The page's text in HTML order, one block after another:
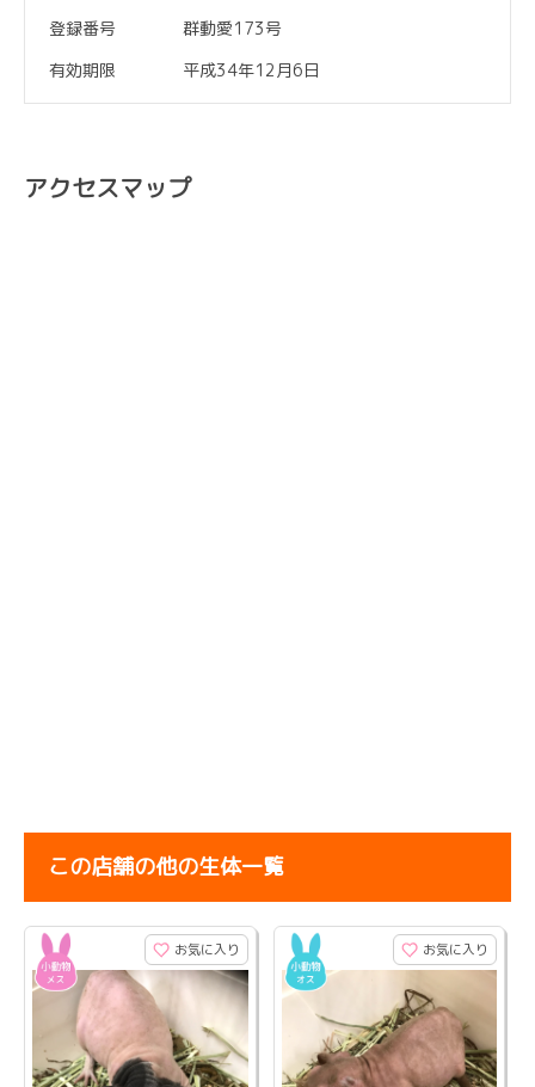
登録番号
群動愛173号
有効期限
平成34年12月6日
アクセスマップ
この店舗の他の生体一覧
お気に入り お気に入り